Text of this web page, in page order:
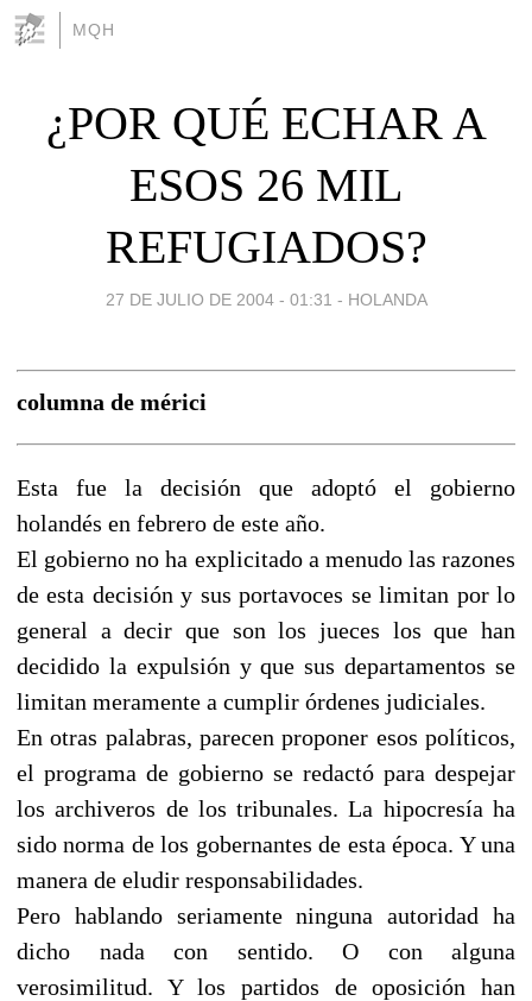
MQH
¿POR QUÉ ECHAR A
ESOS 26 MIL
REFUGIADOS?
27 DE JULIO DE 2004 - 01:31 - HOLANDA
columna de mérici
Esta fue la decisión que adoptó el gobierno
holandés en febrero de este año.
El gobierno no ha explicitado a menudo las razones
de esta decisión y sus portavoces se limitan por lo
general a decir que son los jueces los que han
decidido la expulsión y que sus departamentos se
limitan meramente a cumplir órdenes judiciales.
En otras palabras, parecen proponer esos políticos,
el programa de gobierno se redactó para despejar
los archiveros de los tribunales. La hipocresía ha
sido norma de los gobernantes de esta época. Y una
manera de eludir responsabilidades.
Pero hablando seriamente ninguna autoridad ha
dicho nada con sentido. O con alguna
verosimilitud. Y los partidos de oposición han